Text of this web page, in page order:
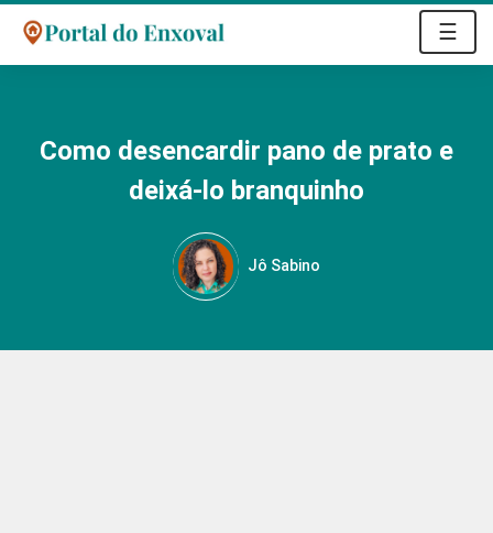
☰
Como desencardir pano de prato e
deixá-lo branquinho
Jô Sabino